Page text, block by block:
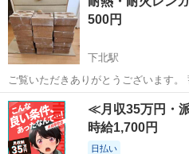
500円
下北駅
ご覧いただきありがとうございます。 蓄熱式暖房機を解体した際に外
した耐火レンガです。 全部で21個あ
いただける方に500円にてお譲りします。 参考までに、素人採
が以下が大まかなサイズに...
青森 むつ市 下北駅 家庭用
≪月収35万円・
時給1,700円
日払い